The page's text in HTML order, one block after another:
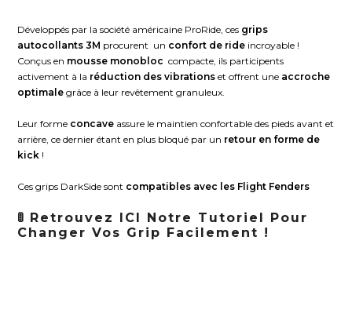
Développés par la société américaine ProRide, ces grips
autocollants 3M procurent un confort de ride incroyable !
Conçus en mousse monobloc compacte, ils participents
activement à la réduction des vibrations et offrent une accroche
optimalegrâce à leur revêtement granuleux.
Leur forme concave assure le maintien confortable des pieds avant et
arrière, ce dernier étant en plus bloqué par un retour en forme de
kick !
Ces grips DarkSide sont compatibles avec les Flight Fenders
🚦 Retrouvez ICI Notre Tutoriel Pour
Changer Vos Grip Facilement !